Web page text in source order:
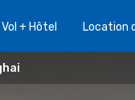
Vol + Hôtel Location